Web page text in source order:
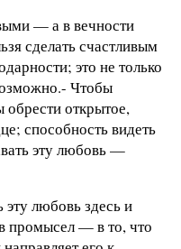
— а в вечности
сделать счастливым
это не только
Чтобы
открытое,
способность видеть
эту любовь —
любовь здесь и
промысел — в то, что